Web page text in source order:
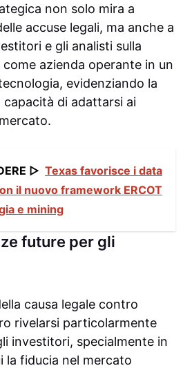
non solo mira a
accuse legali, ma anche a
e gli analisti sulla
azienda operante in un
evidenziando la
capacità di adattarsi ai
▷ Texas favorisce i data
il nuovo framework ERCOT
e mining
future per gli
causa legale contro
rivelarsi particolarmente
investitori, specialmente in
la fiducia nel mercato